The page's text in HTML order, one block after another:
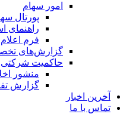
امور سهام
پورتال
راهنمای
فرم
گزارش‌های
حاکمیت شرکتی
منشور
گزارش
آخرین اخبار
تماس با ما